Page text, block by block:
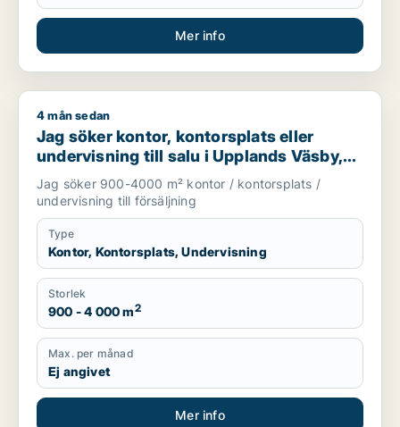
Mer info
Jag söker kontor, kontorsplats eller undervisning till salu i
4 mån sedan
Jag söker kontor, kontorsplats eller
undervisning till salu i Upplands Väsby,
Vallentuna eller Järfälla m.fl.
Jag söker 900-4000 m² kontor / kontorsplats /
undervisning till försäljning
Type
Kontor, Kontorsplats, Undervisning
Storlek
900 - 4 000 m2
Max. per månad
Ej angivet
Mer info